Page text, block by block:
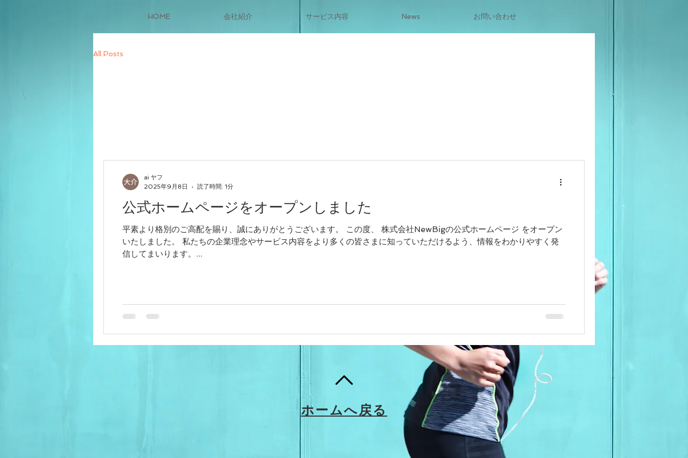
HOME 会社紹介 サービス内容 News お問い合わせ
All Posts
公式ホームページをオープンしました
平素より格別のご高配を賜り、誠にありがとうございます。 この度、 株式会社NewBigの公式ホームページ をオープン
いたしました。 私たちの企業理念やサービス内容をより多くの皆さまに知っていただけるよう、情報をわかりやすく発
信してまいります。...
ai ヤフ
2025年9月8日
読了時間: 1分
ホームへ戻る